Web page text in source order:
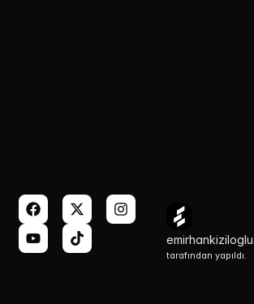
tarafından yapıldı.